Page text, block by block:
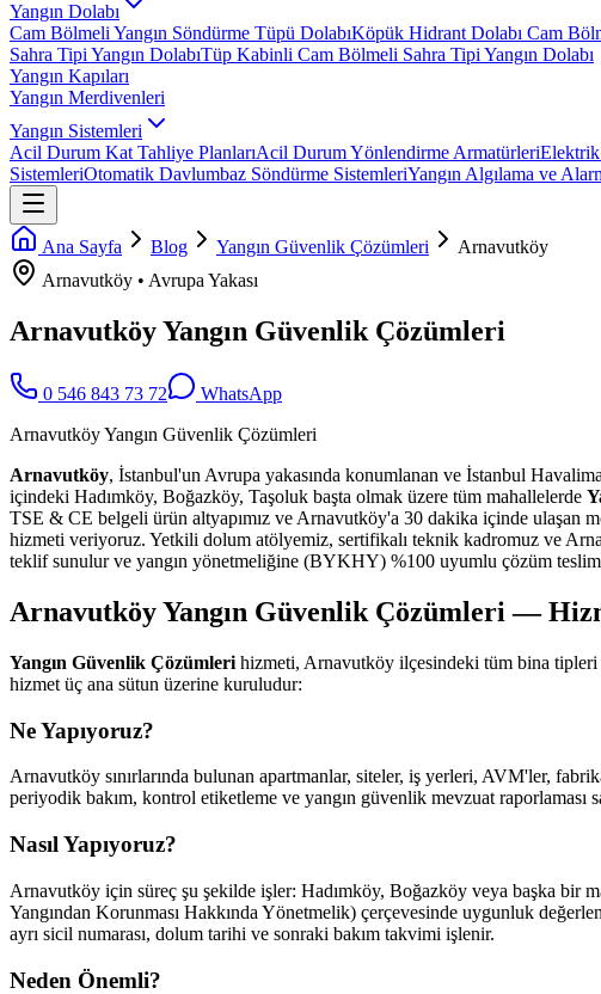
Yangın Dolabı
Cam Bölmeli Yangın Söndürme Tüpü DolabıKöpük Hidrant Dolabı Cam
Sahra Tipi Yangın DolabıTüp Kabinli Cam Bölmeli Sahra Tipi Yangın Dolabı
Yangın Kapıları
Yangın Merdivenleri
Yangın Sistemleri
Acil Durum Kat Tahliye PlanlarıAcil Durum Yönlendirme ArmatürleriElektrik
SistemleriOtomatik Davlumbaz Söndürme SistemleriYangın Algılama ve
Ana Sayfa Blog Yangın Güvenlik Çözümleri
Arnavutköy
Arnavutköy • Avrupa Yakası
Arnavutköy Yangın Güvenlik Çözümleri
0 546 843 73 72
WhatsApp
Arnavutköy Yangın Güvenlik Çözümleri
Arnavutköy, İstanbul'un Avrupa yakasında konumlanan ve İstanbul
içindeki Hadımköy, Boğazköy, Taşoluk başta olmak üzere tüm mahallelerde
TSE & CE belgeli ürün altyapımız ve Arnavutköy'a 30 dakika içinde ulaşan
hizmeti veriyoruz. Yetkili dolum atölyemiz, sertifikalı teknik kadromuz ve
teklif sunulur ve yangın yönetmeliğine (BYKHY) %100 uyumlu çözüm
Arnavutköy Yangın Güvenlik Çözümleri —
Yangın Güvenlik Çözümleri hizmeti, Arnavutköy ilçesindeki tüm bina tipleri
hizmet üç ana sütun üzerine kuruludur:
Ne Yapıyoruz?
Arnavutköy sınırlarında bulunan apartmanlar, siteler, iş yerleri, AVM'ler,
periyodik bakım, kontrol etiketleme ve yangın güvenlik mevzuat raporlaması
Nasıl Yapıyoruz?
Arnavutköy için süreç şu şekilde işler: Hadımköy, Boğazköy veya başka bir
Yangından Korunması Hakkında Yönetmelik) çerçevesinde uygunluk
ayrı sicil numarası, dolum tarihi ve sonraki bakım takvimi işlenir.
Neden Önemli?